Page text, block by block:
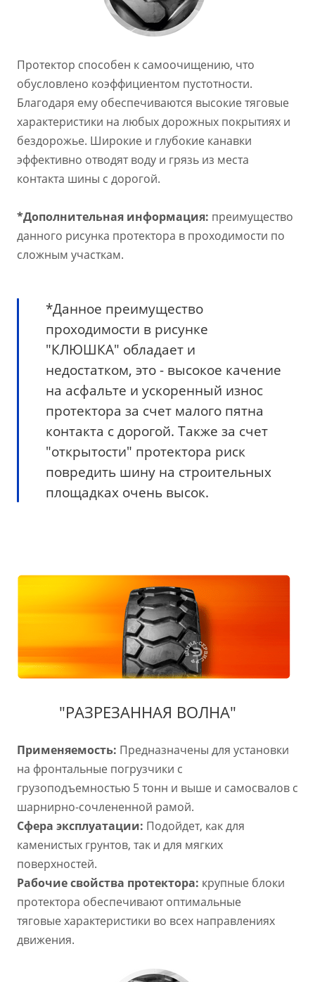
Протектор способен к самоочищению, что
обусловлено коэффициентом пустотности.
Благодаря ему обеспечиваются высокие тяговые
характеристики на любых дорожных покрытиях и
бездорожье. Широкие и глубокие канавки
эффективно отводят воду и грязь из места
контакта шины с дорогой.
*Дополнительная информация: преимущество
данного рисунка протектора в проходимости по
сложным участкам.
*Данное преимущество
проходимости в рисунке
"КЛЮШКА" обладает и
недостатком, это - высокое качение
на асфальте и ускоренный износ
протектора за счет малого пятна
контакта с дорогой. Также за счет
"открытости" протектора риск
повредить шину на строительных
площадках очень высок.
"РАЗРЕЗАННАЯ ВОЛНА"
Применяемость: Предназначены для установки
на фронтальные погрузчики с
грузоподъемностью 5 тонн и выше и самосвалов с
шарнирно-сочлененной рамой.
Сфера эксплуатации: Подойдет, как для
каменистых грунтов, так и для мягких
поверхностей.
Рабочие свойства протектора: крупные блоки
протектора обеспечивают оптимальные
тяговыехарактеристики во всех направлениях
движения.